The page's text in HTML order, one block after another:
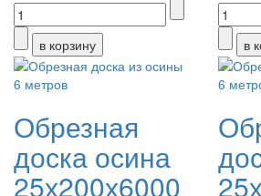
Обрезная
доска осина
25х200х6000